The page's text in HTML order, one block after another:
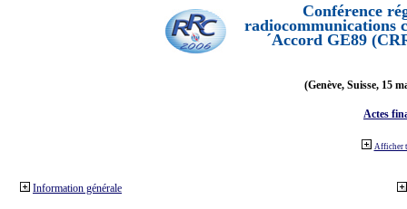
Conférence
radiocommunications
´Accord GE89
(Genève, Suisse, 15
Actes
Afficher
Information générale